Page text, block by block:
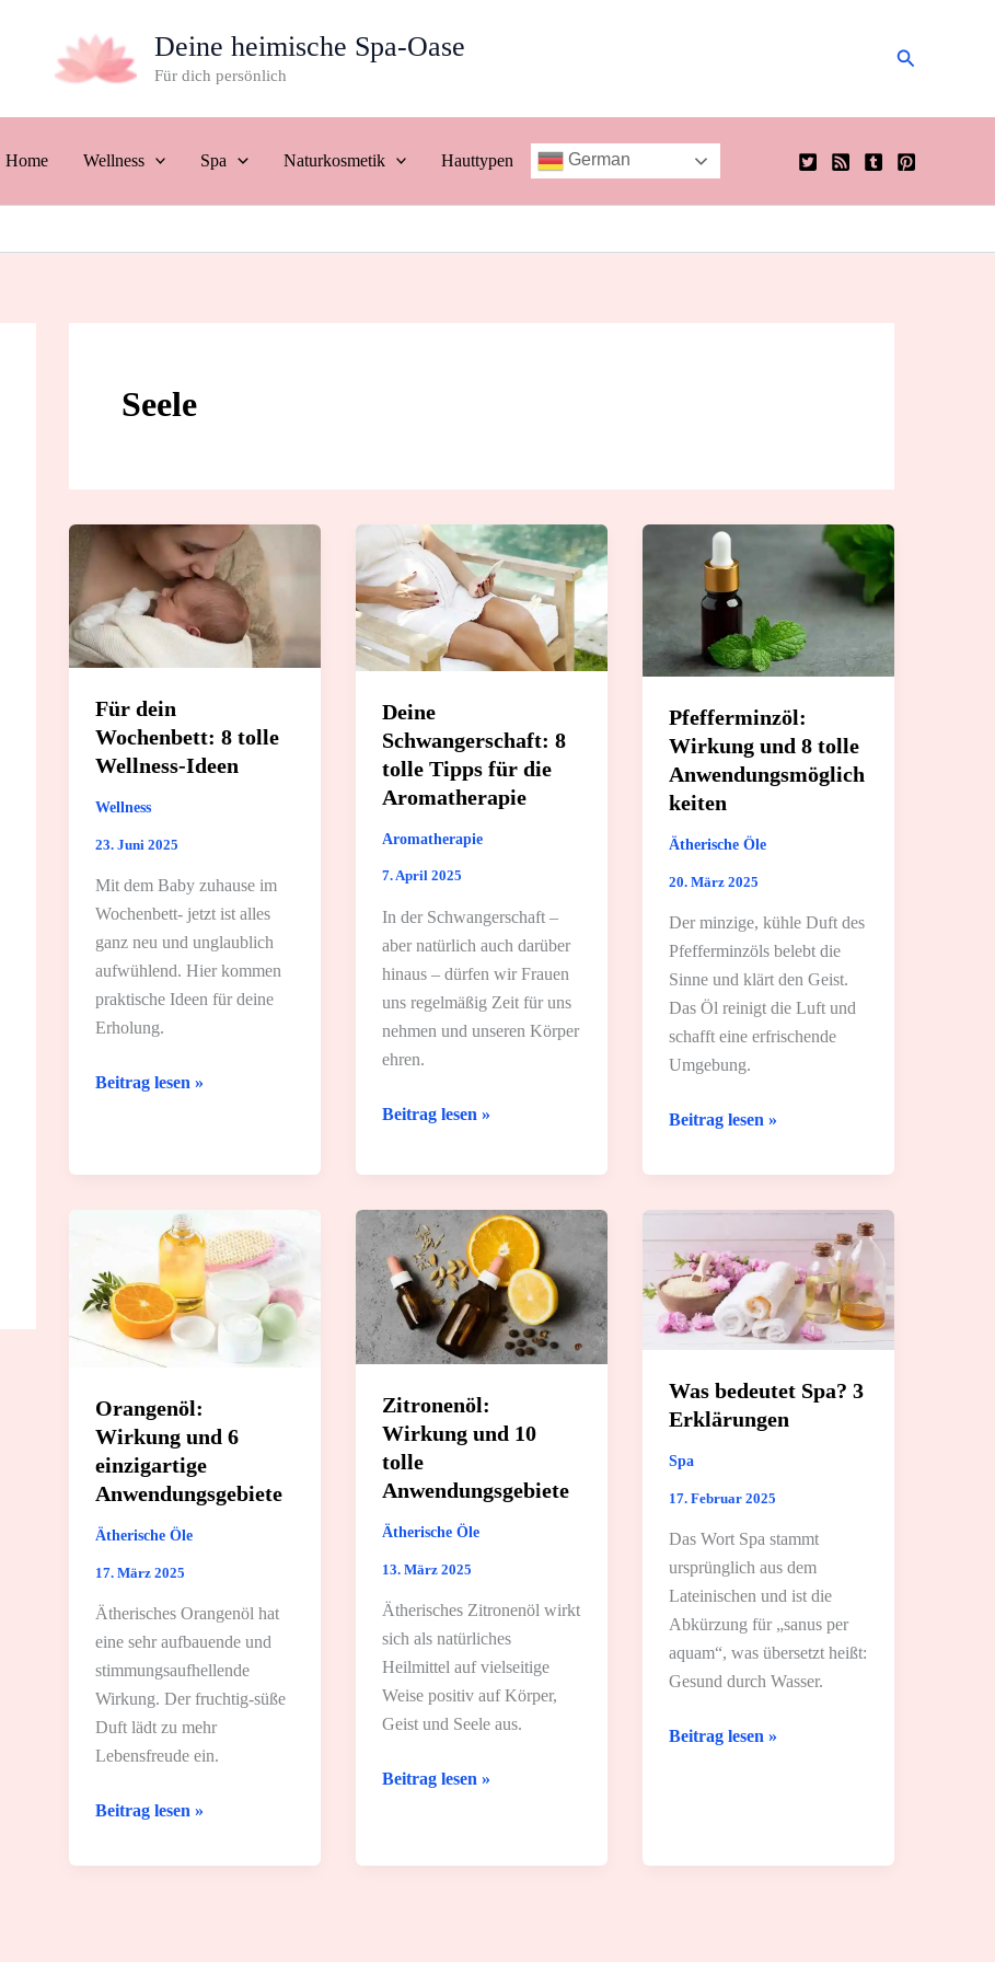
Deine heimische Spa-Oase
Für dich persönlich
Suchen
Home Wellness Spa Naturkosmetik Hauttypen German
Seele
Für dein
Wochenbett: 8 tolle
Wellness-Ideen
Wellness
23. Juni 2025
Mit dem Baby zuhause im
Wochenbett- jetzt ist alles
ganz neu und unglaublich
aufwühlend. Hier kommen
praktische Ideen für deine
Erholung.
Für
Beitrag lesen »
Deine
Schwangerschaft: 8
tolle Tipps für die
Aromatherapie
Aromatherapie
7. April 2025
In der Schwangerschaft –
aber natürlich auch darüber
hinaus – dürfen wir Frauen
uns regelmäßig Zeit für uns
nehmen und unseren Körper
ehren.
Deine
Tipps
für
die
Aromatherapie
Beitrag lesen »
Pfefferminzöl:
Wirkung und 8 tolle
Anwendungsmöglich
keiten
Ätherische Öle
20. März 2025
Der minzige, kühle Duft des
Pfefferminzöls belebt die
Sinne und klärt den Geist.
Das Öl reinigt die Luft und
schafft eine erfrischende
Umgebung.
Pfefferminzöl:
und
Anwendungsmöglichkeiten
Beitrag lesen »
Orangenöl:
Wirkung und 6
einzigartige
Anwendungsgebiete
Ätherische Öle
17. März 2025
Ätherisches Orangenöl hat
eine sehr aufbauende und
stimmungsaufhellende
Wirkung. Der fruchtig-süße
Duft lädt zu mehr
Lebensfreude ein.
Orangenöl:
und
Beitrag lesen »
Zitronenöl:
Wirkung und 10
tolle
Anwendungsgebiete
Ätherische Öle
13. März 2025
Ätherisches Zitronenöl wirkt
sich als natürliches
Heilmittel auf vielseitige
Weise positiv auf Körper,
Geist und Seele aus.
Zitronenöl:
10
Beitrag lesen »
Was bedeutet Spa? 3
Erklärungen
Spa
17. Februar 2025
Das Wort Spa stammt
ursprünglich aus dem
Lateinischen und ist die
Abkürzung für „sanus per
aquam“, was übersetzt heißt:
Gesund durch Wasser.
Was
Beitrag lesen »